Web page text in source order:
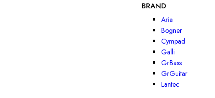
BRAND
Aria
Bogner
Cympad
Galli
GrBass
GrGuitar
Lantec